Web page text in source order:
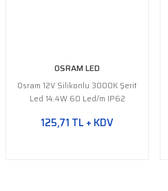
OSRAM LED
Osram 12V Silikonlu 3000K Şerit
Led 14.4W 60 Led/m IP62
125,71 TL + KDV